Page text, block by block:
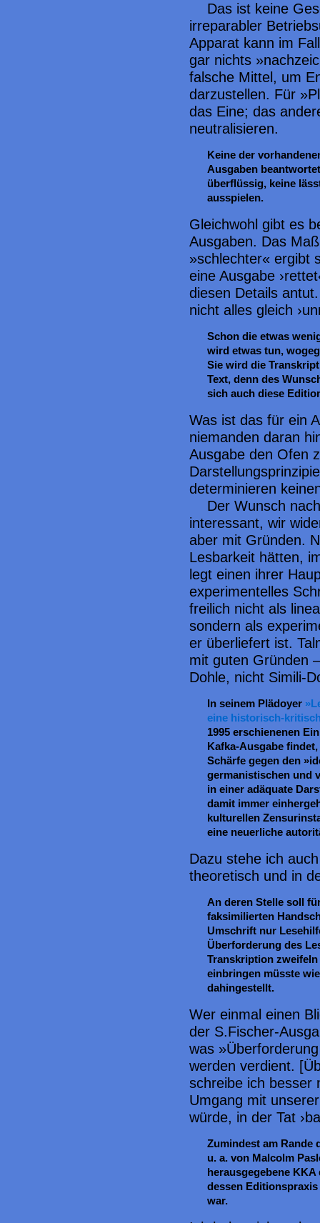
Das ist keine
irreparabler
Apparat kann im
gar nichts
falsche Mittel, um
darzustellen. Für
das Eine; das
neutralisieren.
Keine der
Ausgaben
überflüssig, keine
ausspielen.
Gleichwohl gibt es
Ausgaben. Das
»schlechter« ergibt
eine Ausgabe
diesen Details
nicht alles gleich
Schon die etwas
wird etwas tun,
Sie wird die
Text, denn des
sich auch diese
Was ist das für ein
niemanden daran
Ausgabe den Ofen
determinieren
Der Wunsch
interessant, wir
aber mit Gründen.
Lesbarkeit hätten,
legt einen ihrer
experimentelles
freilich nicht als
sondern als
er überliefert ist.
mit guten Gründen
Dohle, nicht Simili-
In seinem Plädoyer
eine historisch-
1995 erschienenen
Kafka-Ausgabe
Schärfe gegen den
germanistischen und
in einer adäquate
damit immer
kulturellen
eine neuerliche
Dazu stehe ich
theoretisch und in
An deren Stelle soll
faksimilierten
Umschrift nur
Überforderung des
Transkription
einbringen müsste
dahingestellt.
Wer einmal einen
der S.Fischer-
was
werden verdient.
schreibe ich besser
Umgang mit
würde, in der Tat
Zumindest am Rande
u. a. von Malcolm
herausgegebene
dessen
war.